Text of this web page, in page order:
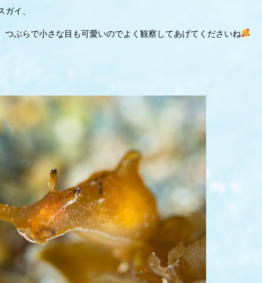
ガイ、
ぶらで小さな目も可愛いのでよく観察してあげてくださいね